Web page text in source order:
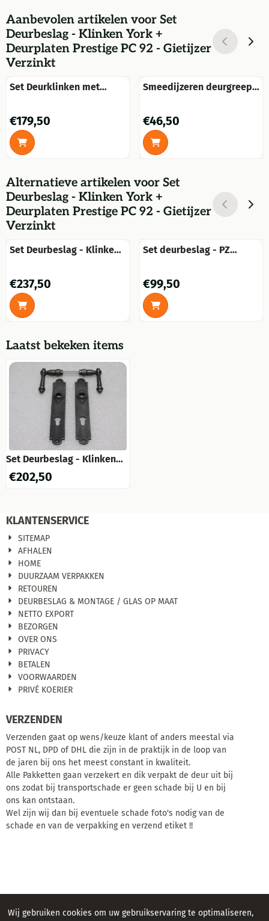
Aanbevolen artikelen voor Set
Deurbeslag - Klinken York +
Deurplaten Prestige PC 92 - Gietijzer
Verzinkt
Set Deurklinken met
geroest
Prijs: 179,50
€179,50
Smeedijzeren deurgreep
Prijs: 46,50
€46,50
Alternatieve artikelen voor Set
Deurbeslag - Klinken York +
Deurplaten Prestige PC 92 - Gietijzer
Verzinkt
Set Deurbeslag - Klinken
Verzinkt
Prijs: 237,50
€237,50
Set deurbeslag - PZ
Prijs: 99,50
€99,50
Laatst bekeken items
Set Deurbeslag - Klinken
York + Deurplaten Prestige
PC 92 - Gietijzer Verzinkt
€202,50
KLANTENSERVICE
SITEMAP
AFHALEN
HOME
DUURZAAM VERPAKKEN
RETOUREN
DEURBESLAG & MONTAGE / GLAS OP MAAT
NETTO EXPORT
BEZORGEN
OVER ONS
PRIVACY
BETALEN
VOORWAARDEN
PRIVÉ KOERIER
VERZENDEN
Verzenden gaat op wens/keuze klant of anders meestal via
POST NL, DPD of DHL die zijn in de praktijk in de loop van
de jaren bij ons het meest constant in kwaliteit.
Alle Pakketten gaan verzekert en dik verpakt de deur uit bij
ons zodat bij transportschade er geen schade bij U en bij
ons kan ontstaan.
Wel zijn wij dan bij eventuele schade foto's nodig van de
schade en van de verpakking en verzend etiket !!
Wij gebruiken cookies om uw gebruikservaring te optimaliseren,